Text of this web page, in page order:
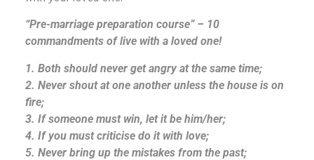
“Pre-marriage preparation course” – 10
commandments of live with a loved one!
1. Both should never get angry at the same time;
2. Never shout at one another unless the house is on
fire;
3. If someone must win, let it be him/her;
4. If you must criticise do it with love;
5. Never bring up the mistakes from the past;